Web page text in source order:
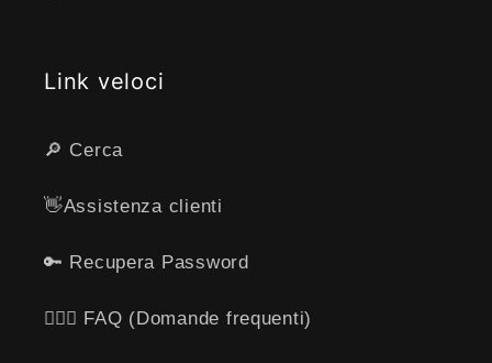
Link veloci
🔎 Cerca
👋​Assistenza clienti
🔑 Recupera Password
🙋🏻‍♂️ FAQ (Domande frequenti)